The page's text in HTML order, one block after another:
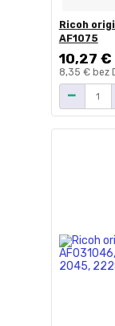
Ricoh
AF1075
10,27 €
8,35 € bez